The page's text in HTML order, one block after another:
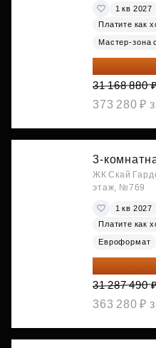
1 кв 2027
Платите как
Мастер-зона
24 935
31 168 880
373 280 ₽
3-
ЖК Скай
этаж, №769
1 кв 2027
Платите как
Евроформат
25 029
31 287 490
363 280 ₽